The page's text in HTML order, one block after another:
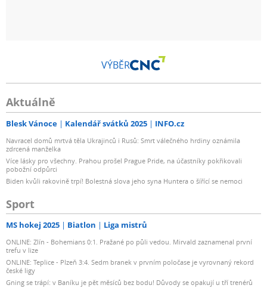
VÝBĚR
Aktuálně
Blesk Vánoce Kalendář svátků 2025 INFO.cz
Navracel domů mrtvá těla Ukrajinců i Rusů: Smrt válečného hrdiny oznámila
zdrcená manželka
Více lásky pro všechny. Prahou prošel Prague Pride, na účastníky pokřikovali
pobožní odpůrci
Biden kvůli rakovině trpí! Bolestná slova jeho syna Huntera o šířící se nemoci
Sport
MS hokej 2025 Biatlon Liga mistrů
ONLINE: Zlín - Bohemians 0:1. Pražané po půli vedou. Mirvald zaznamenal první
trefu v lize
ONLINE: Teplice - Plzeň 3:4. Sedm branek v prvním poločase je vyrovnaný rekord
české ligy
Gning se trápí: v Baníku je pět měsíců bez bodu! Důvody se opakují u tří trenérů